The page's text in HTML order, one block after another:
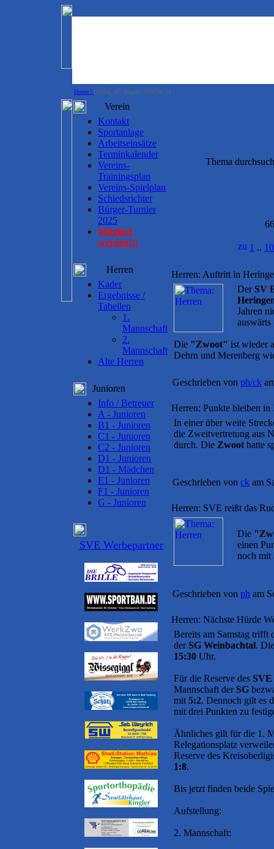
Home | Freitag, 07. August 2026 06:21
Verein
Kontakt
Sportanlage
Arbeitseinsätze
Terminkalender
Vereins-
Trainingsplan
Vereins-Spielplan
Schiedsrichter
Bürger-Turnier
2025
Mitglied
werden!!!
Herren
Kader
Ergebnisse /
Tabellen
1.
Mannschaft
2.
Mannschaft
Alte Herren
Junioren
Info / Betreuer
A - Junioren
B1 - Junioren
C1 - Junioren
C2 - Junioren
D1 - Junioren
D1 - Mädchen
E1 - Junioren
F1 - Junioren
G - Junioren
SVE Werbepartner
Thema
1 ..
Herren: Auftritt in
DerSV
Jahren
Die "Zwoot" ist wieder
Dehrn und Merenberg
Geschrieben von ph/ck
Herren: Punkte bleiben
In einer über weite
die Zweitvertretung aus
durch. Die Zwoot hatte
Geschrieben von ck am
Herren: SVE reißt das
Die
einen
noch mit
Geschrieben von ph am
Herren: Nächste Hürde
Bereits am Samstag trifft
derSG Weinbachtal.
15:30 Uhr.
Für die Reserve des SVE
Mannschaft derSG
mit 5:2. Dennoch gilt es
mit drei Punkten zu
Ähnliches gilt für die 1.
Relegationsplatz
Reserve des
1:8.
Bis jetzt finden beide
Aufstellung:
2. Mannschaft: